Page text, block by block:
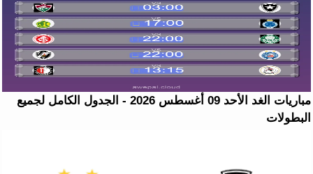
مباريات الغد الأحد 09 أغسطس 2026 - الجدول الكامل لجميع
البطولات